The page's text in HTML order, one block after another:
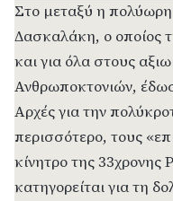
Στο μεταξύ η
Δασκαλάκη, ο οποίος
και για όλα στους
Ανθρωποκτονιών,
Αρχές για την
περισσότερο, τους
κίνητρο της 33χρονης
κατηγορείται για τη